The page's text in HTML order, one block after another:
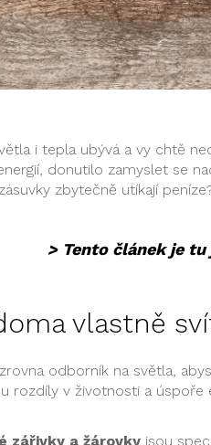
i tepla ubývá a vy chtě
donutilo zamyslet se
zbytečně utíkají
> Tento článek je
vlastně
odborník na světla,
rozdíly v životnosti a
zářivky a žárovky jsou